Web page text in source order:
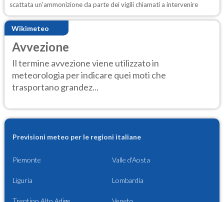
scattata un'ammonizione da parte dei vigili chiamati a intervenire
Wikimeteo
Avvezione
Il termine avvezione viene utilizzato in
meteorologia per indicare quei moti che
trasportano grandez...
Previsioni meteo per le regioni italiane
Piemonte Valle d'Aosta
Liguria Lombardia